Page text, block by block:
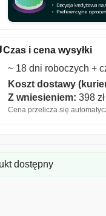
Czas i cena wysyłki
~ 18 dni roboczych +
Koszt dostawy
Z wniesieniem: 398 zł
Cena przelicza się
dostępny